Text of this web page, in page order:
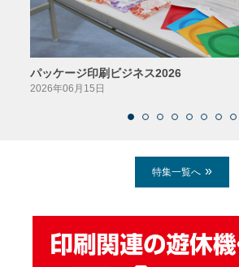
パッケージ印刷ビジネス2026
2026年06月15日
特集一覧へ